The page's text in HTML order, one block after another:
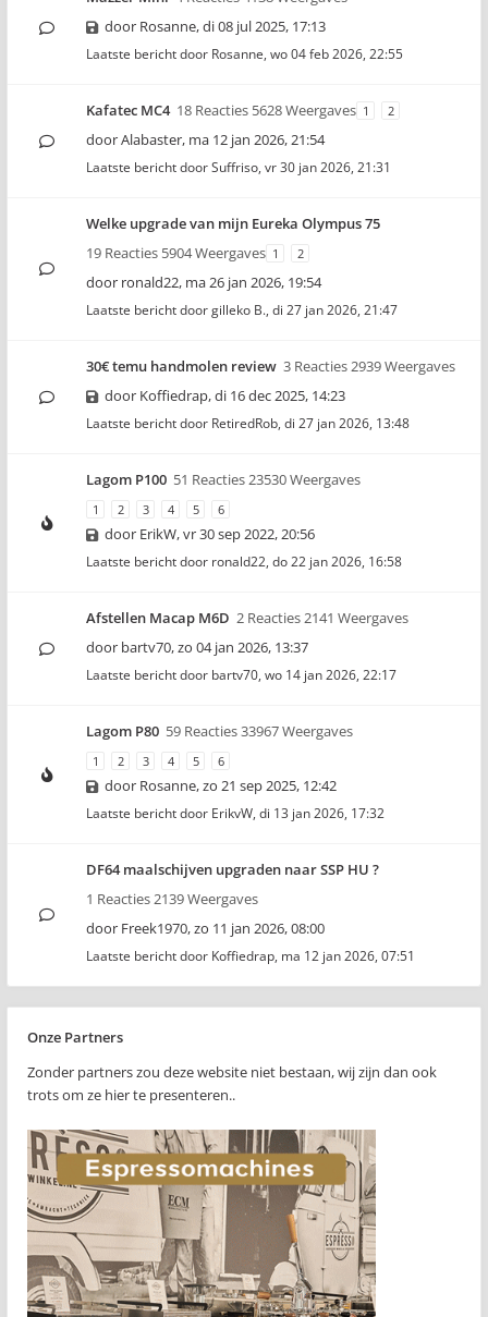
door Rosanne,di 08 jul 2025, 17:13
Laatste bericht door Rosanne, wo 04 feb 2026, 22:55
Kafatec MC4 18 Reacties 5628 Weergaves 1 2
doorAlabaster, ma 12 jan 2026, 21:54
Laatste bericht doorSuffriso, vr 30 jan 2026, 21:31
Welke upgrade van mijn Eureka Olympus 75
19 Reacties 5904 Weergaves 1 2
door ronald22, ma 26 jan 2026, 19:54
Laatste bericht doorgilleko B., di 27 jan 2026, 21:47
30€ temu handmolen review 3 Reacties 2939 Weergaves
door Koffiedrap,di 16 dec 2025, 14:23
Laatste bericht door RetiredRob, di 27 jan 2026, 13:48
Lagom P100 51 Reacties 23530 Weergaves
1 2 3 4 5 6
door ErikW,vr 30 sep 2022, 20:56
Laatste bericht door ronald22, do 22 jan 2026, 16:58
Afstellen Macap M6D 2 Reacties 2141 Weergaves
door bartv70,zo 04 jan 2026, 13:37
Laatste bericht door bartv70, wo 14 jan 2026, 22:17
Lagom P80 59 Reacties 33967 Weergaves
1 2 3 4 5 6
door Rosanne,zo 21 sep 2025, 12:42
Laatste bericht door ErikvW, di 13 jan 2026, 17:32
DF64 maalschijven upgraden naar SSP HU ?
1 Reacties 2139 Weergaves
door Freek1970,zo 11 jan 2026, 08:00
Laatste bericht door Koffiedrap, ma 12 jan 2026, 07:51
Onze Partners
Zonder partners zou deze website niet bestaan, wij zijn dan ook
trots om ze hier te presenteren..